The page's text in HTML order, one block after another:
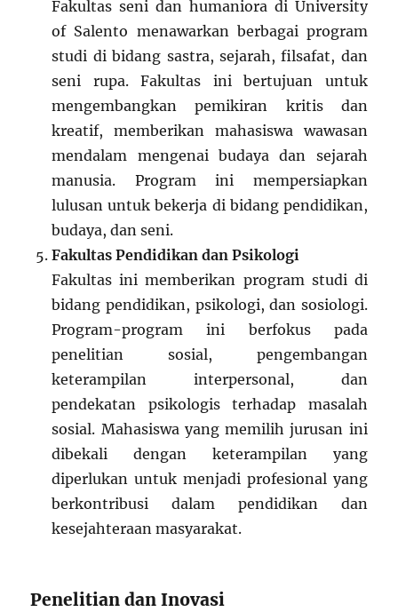
Fakultas seni dan humaniora di University
of Salento menawarkan berbagai program
studi di bidang sastra, sejarah, filsafat, dan
seni rupa. Fakultas ini bertujuan untuk
mengembangkan pemikiran kritis dan
kreatif, memberikan mahasiswa wawasan
mendalam mengenai budaya dan sejarah
manusia. Program ini mempersiapkan
lulusan untuk bekerja di bidang pendidikan,
budaya, dan seni.
Fakultas Pendidikan dan Psikologi
Fakultas ini memberikan program studi di
bidang pendidikan, psikologi, dan sosiologi.
Program-program ini berfokus pada
penelitian sosial, pengembangan
keterampilan interpersonal, dan
pendekatan psikologis terhadap masalah
sosial. Mahasiswa yang memilih jurusan ini
dibekali dengan keterampilan yang
diperlukan untuk menjadi profesional yang
berkontribusi dalam pendidikan dan
kesejahteraan masyarakat.
Penelitian dan Inovasi